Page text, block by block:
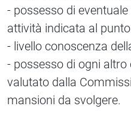
- possesso di
attività indicata al
- livello conoscenza
- possesso di ogni
valutato dalla
mansioni da svolgere.